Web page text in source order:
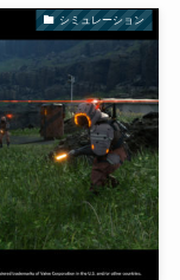
シミュレーション